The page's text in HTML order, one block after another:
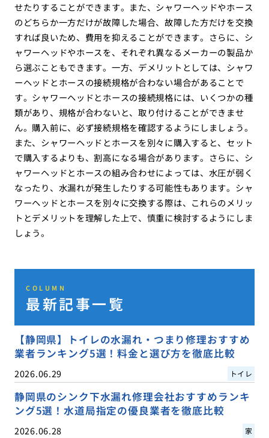
せたりすることができます。また、シャワーヘッドやホース
のどちらか一方だけが故障した場合、故障した方だけを交換
すれば良いため、費用を抑えることができます。さらに、シ
ャワーヘッドやホースを、それぞれ異なるメーカーの製品か
ら選ぶこともできます。一方、デメリットとしては、シャワ
ーヘッドとホースの接続規格が合わない場合があることで
す。シャワーヘッドとホースの接続規格には、いくつかの種
類があり、規格が合わないと、取り付けることができませ
ん。購入前に、必ず接続規格を確認するようにしましょう。
また、シャワーヘッドとホースを別々に購入すると、セット
で購入するよりも、割高になる場合があります。さらに、シ
ャワーヘッドとホースの組み合わせによっては、水圧が弱く
なったり、水漏れが発生したりする可能性もあります。シャ
ワーヘッドとホースを別々に交換する際は、これらのメリッ
トとデメリットを理解した上で、慎重に検討するようにしま
しょう。
COLUMN
最新記事一覧
【静岡県】トイレの水漏れ・つまり修理おすすめ
業者ランキング5選！料金と選び方を徹底比較
2026.06.29 トイレ
静岡県のシンク下水漏れ修理会社おすすめランキ
ング5選！水道局指定の優良業者を徹底比較
2026.06.28 家